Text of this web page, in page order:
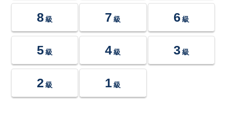
8 級 7 級 6 級
5 級 4 級 3 級
2 級 1 級